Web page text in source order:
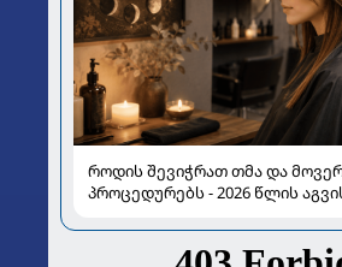
როდის შევიჭრათ თმა და
პროცედურებს - 2026 წლის